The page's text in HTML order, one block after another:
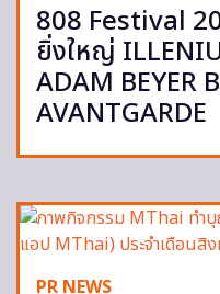
808 Festival
ยิ่งใหญ่
ADAM BEYER
AVANTGARDE
PR NEWS